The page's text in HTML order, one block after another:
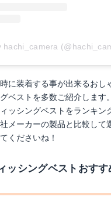
hachi_camera
に装着する事が出来るおし
ベストを多数ご紹介します
ッシングベストをランキン
メーカーの製品と比較して
くださいね！
ッシングベストおす